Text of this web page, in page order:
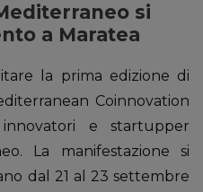
si
a Maratea
la prima edizione di
Coinnovation
e startupper
La manifestazione si
dal 21 al 23 settembre